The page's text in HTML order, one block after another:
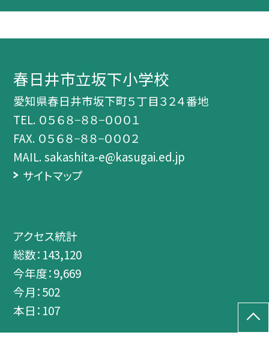
春日井市立坂下小学校
愛知県春日井市坂下町５丁目３２４番地
TEL. ０５６８−８８−０００１
FAX. ０５６８−８８−０００２
MAIL. sakashita-e@kasugai.ed.jp
サイトマップ
アクセス統計
総数： 143,120
今年度：9,669
今月：502
本日： 107